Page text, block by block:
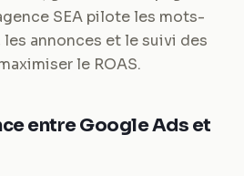
SEA pilote les mots-
annonces et le suivi des
le ROAS.
entre Google Ads et